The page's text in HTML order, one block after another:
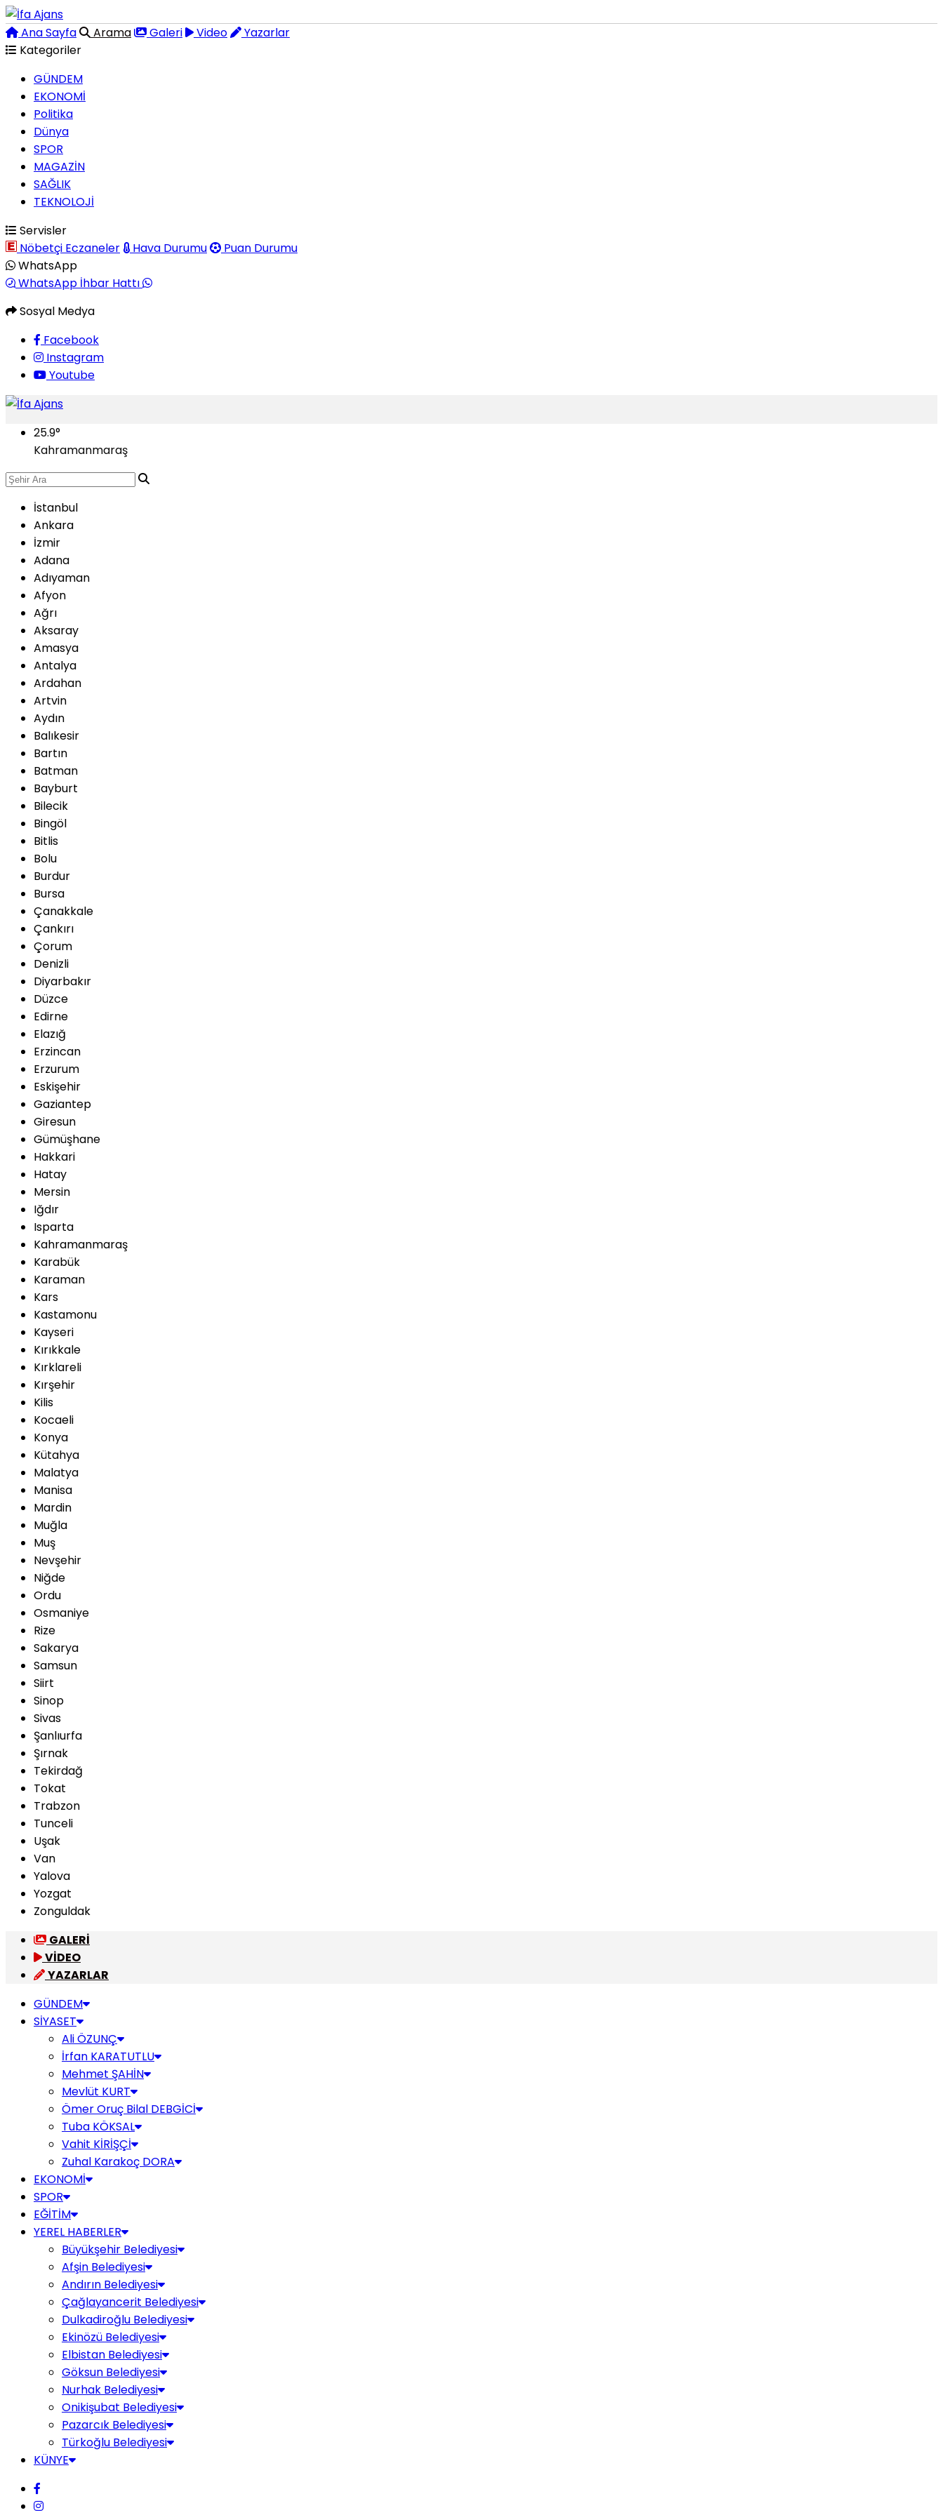
Ana Sayfa Arama Galeri Video
Yazarlar
Kategoriler
GÜNDEM
EKONOMİ
Politika
Dünya
SPOR
MAGAZİN
SAĞLIK
TEKNOLOJİ
Servisler
Nöbetçi Eczaneler
Hava Durumu
Puan Durumu
WhatsApp
WhatsApp İhbar Hattı
Sosyal Medya
Facebook
Instagram
Youtube
25.9°
Kahramanmaraş
İstanbul
Ankara
İzmir
Adana
Adıyaman
Afyon
Ağrı
Aksaray
Amasya
Antalya
Ardahan
Artvin
Aydın
Balıkesir
Bartın
Batman
Bayburt
Bilecik
Bingöl
Bitlis
Bolu
Burdur
Bursa
Çanakkale
Çankırı
Çorum
Denizli
Diyarbakır
Düzce
Edirne
Elazığ
Erzincan
Erzurum
Eskişehir
Gaziantep
Giresun
Gümüşhane
Hakkari
Hatay
Mersin
Iğdır
Isparta
Kahramanmaraş
Karabük
Karaman
Kars
Kastamonu
Kayseri
Kırıkkale
Kırklareli
Kırşehir
Kilis
Kocaeli
Konya
Kütahya
Malatya
Manisa
Mardin
Muğla
Muş
Nevşehir
Niğde
Ordu
Osmaniye
Rize
Sakarya
Samsun
Siirt
Sinop
Sivas
Şanlıurfa
Şırnak
Tekirdağ
Tokat
Trabzon
Tunceli
Uşak
Van
Yalova
Yozgat
Zonguldak
GALERİ
VİDEO
YAZARLAR
GÜNDEM
SİYASET
Ali ÖZUNÇ
İrfan KARATUTLU
Mehmet ŞAHİN
Mevlüt KURT
Ömer Oruç Bilal DEBGİCİ
Tuba KÖKSAL
Vahit KİRİŞÇİ
Zuhal Karakoç DORA
EKONOMİ
SPOR
EĞİTİM
YEREL HABERLER
Büyükşehir Belediyesi
Afşin Belediyesi
Andırın Belediyesi
Çağlayancerit Belediyesi
Dulkadiroğlu Belediyesi
Ekinözü Belediyesi
Elbistan Belediyesi
Göksun Belediyesi
Nurhak Belediyesi
Onikişubat Belediyesi
Pazarcık Belediyesi
Türkoğlu Belediyesi
KÜNYE